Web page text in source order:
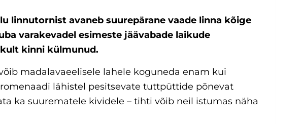
linnutornist avaneb suurepärane vaade linna kõige
varakevadel esimeste jäävabade laikude
kinni külmunud.
madalavaeelisele lahele koguneda enam kui
lähistel pesitsevate tuttpüttide põnevat
ka suurematele kividele – tihti võib neil istumas näha